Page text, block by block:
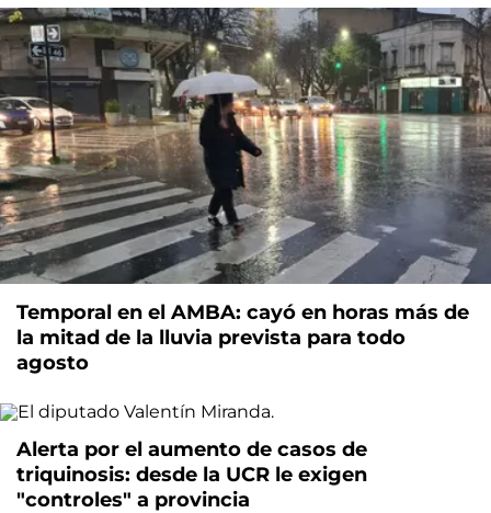
Temporal en el AMBA: cayó en horas más de
la mitad de la lluvia prevista para todo
agosto
Alerta por el aumento de casos de
triquinosis: desde la UCR le exigen
"controles" a provincia